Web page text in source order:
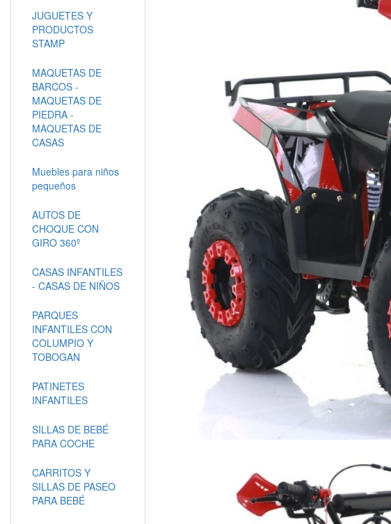
JUGUETES Y
PRODUCTOS
STAMP
MAQUETAS DE
BARCOS -
MAQUETAS DE
PIEDRA -
MAQUETAS DE
CASAS
Muebles para niños
pequeños
AUTOS DE
CHOQUE CON
GIRO 360º
CASAS INFANTILES
- CASAS DE NIÑOS
PARQUES
INFANTILES CON
COLUMPIO Y
TOBOGAN
PATINETES
INFANTILES
SILLAS DE BEBÉ
PARA COCHE
CARRITOS Y
SILLAS DE PASEO
PARA BEBÉ